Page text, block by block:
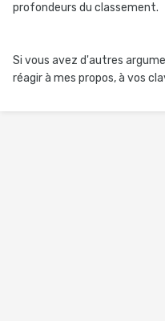
profondeurs du classement.
Si vous avez d'autres
réagir à mes propos, à vos